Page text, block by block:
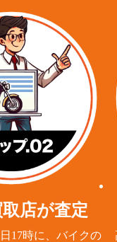
店が査定
17時に、 バイクの